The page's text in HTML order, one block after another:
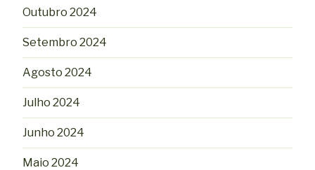
Outubro 2024
Setembro 2024
Agosto 2024
Julho 2024
Junho 2024
Maio 2024